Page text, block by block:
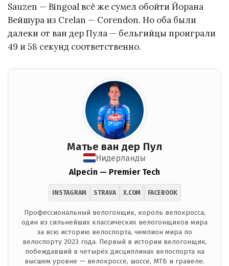
Sauzen — Bingoal всё же сумел обойти Йорана
Вейшура из Crelan — Corendon. Но оба были
далеки от ван дер Пула — бельгийцы проиграли
49 и 58 секунд соответственно.
Матье ван дер Пул
Нидерланды
Alpecin — Premier Tech
INSTAGRAM STRAVA X.COM FACEBOOK
Профессиональный велогонщик, король велокросса,
один из сильнейших классических велогонщиков мира
за всю историю велоспорта, чемпион мира по
велоспорту 2023 года. Первый в истории велогонщик,
побеждавший в четырёх дисциплинах велоспорта на
высшем уровне — велокроссе, шоссе, МТБ и гравеле.